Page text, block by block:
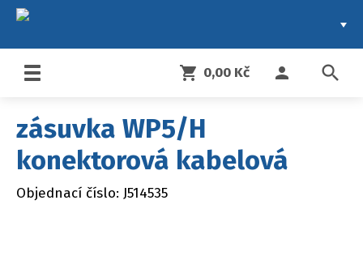
Toggle
search
person
shopping_cart 0,00 Kč
zásuvka WP5/H
konektorová kabelová
Objednací číslo: J514535